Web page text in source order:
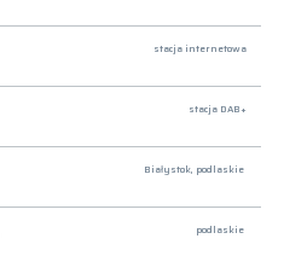
stacja internetowa
stacja DAB+
Białystok, podlaskie
podlaskie